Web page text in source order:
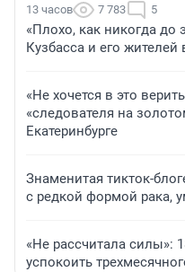
13 часов 7 783 5
«Плохо, как никогда до
Кузбасса и его жителей
«Не хочется в это
«следователя на
Екатеринбурге
Знаменитая тикток-
с редкой формой рака,
«Не рассчитала силы»:
успокоить